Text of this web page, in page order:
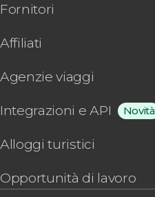
Fornitori
Affiliati
Agenzie viaggi
Integrazioni e API Novità
Alloggi turistici
Opportunità di lavoro